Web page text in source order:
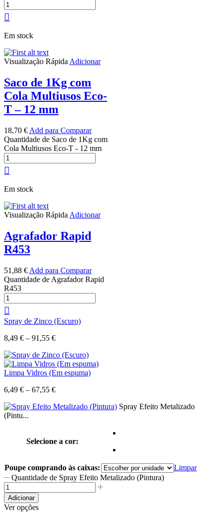
Em stock
Visualização Rápida Adicionar
Saco de 1Kg com
Cola Multiusos Eco-
T – 12 mm
18,70 € Add para Comparar
Quantidade de Saco de 1Kg com
Cola Multiusos Eco-T - 12 mm
Em stock
Visualização Rápida Adicionar
Agrafador Rapid
R453
51,88 € Add para Comparar
Quantidade de Agrafador Rapid
R453
Spray de Zinco (Escuro)
8,49 € – 91,55 €
Limpa Vidros (Em espuma)
6,49 € – 67,55 €
Spray Efeito Metalizado
(Pintu...
Selecione a cor:
Poupe comprando às caixas:
Limpar
Quantidade de Spray Efeito Metalizado (Pintura)
Adicionar
Ver opções